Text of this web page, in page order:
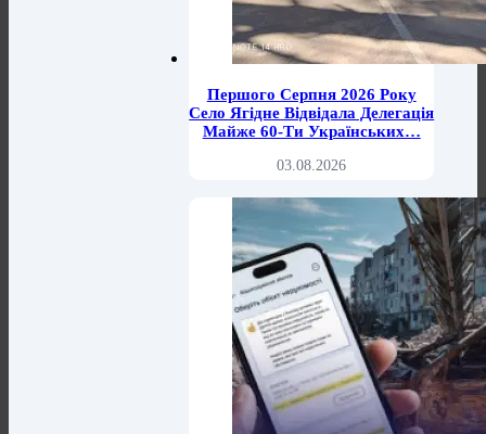
Першого Серпня 2026 Року
Село Ягідне Відвідала Делегація
Майже 60-Ти Українських…
03.08.2026